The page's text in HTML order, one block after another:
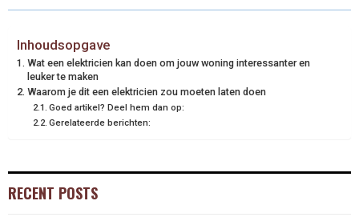
Inhoudsopgave
Wat een elektricien kan doen om jouw woning interessanter en
leuker te maken
Waarom je dit een elektricien zou moeten laten doen
Goed artikel? Deel hem dan op:
Gerelateerde berichten:
RECENT POSTS